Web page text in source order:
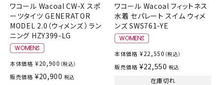
ワコール Wacoal CW-X スポ
ーツタイツ GENERATOR
MODEL 2.0（ウィメンズ ）ラン
ニング HZY399-LG
本体価格 ¥20,900 （税込）
販売価格 ¥20,900 税込
ワコール Wacoal フィットネス
水着 セパレート スイム ウィメ
ンズ SWS761-YE
本体価格 ¥22,550 （税込）
販売価格 ¥22,550 税込
在庫切れ